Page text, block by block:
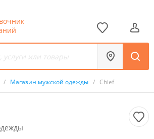
/ Магазин мужской одежды / Chief